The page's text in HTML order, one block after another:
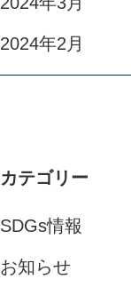
2024年2月
カテゴリー
SDGs情報
お知らせ